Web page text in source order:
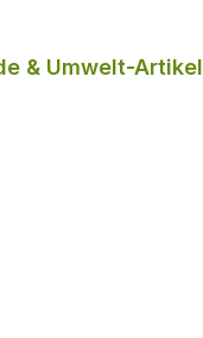
& Umwelt-Artikel